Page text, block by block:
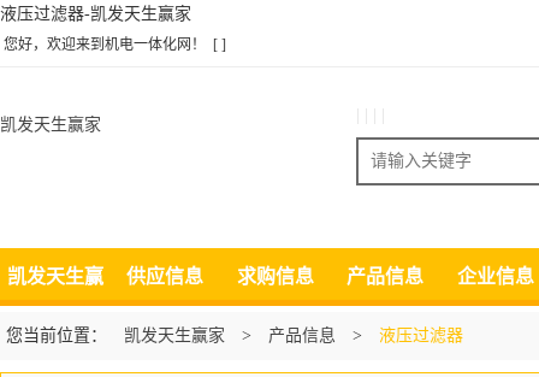
液压过滤器-凯发天生赢家
您好，欢迎来到机电一体化网！ [ ]
凯发天生赢家
搜索
凯发天生赢
家
供应信息 求购信息 产品信息 企业信息
您当前位置： 凯发天生赢家 > 产品信息 > 液压过滤器